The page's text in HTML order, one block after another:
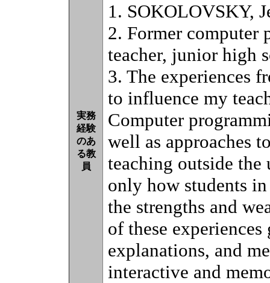
実務
経験
のあ
る教
員
1. SOKOLOVSKY,
2. Former computer
teacher, junior high
3. The experiences
to influence my
Computer
well as approaches
teaching outside
only how students
the strengths and
of these
explanations, and
interactive and